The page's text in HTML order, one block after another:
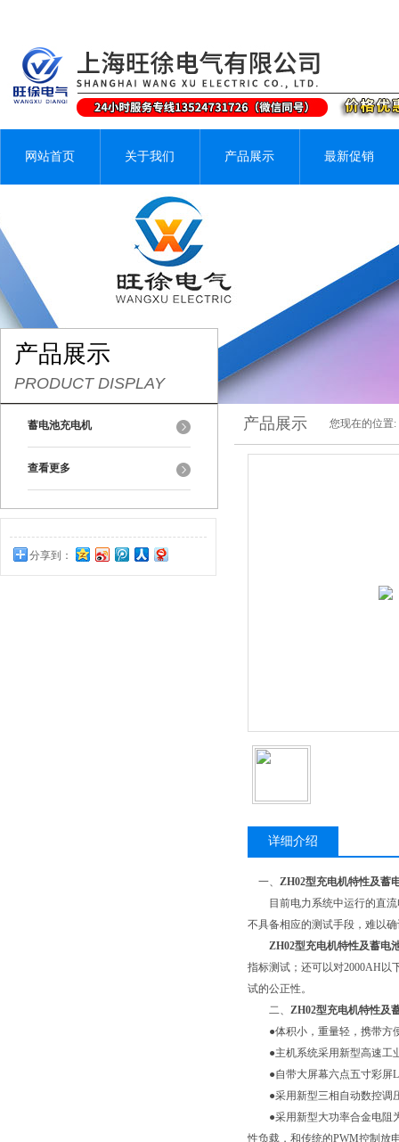
网站首页 关于我们 产品展示 最新促销
产品展示
PRODUCT DISPLAY
蓄电池充电机
查看更多
分享到：
产品展示 您现在的位置:
详细介绍
一、 ZH02型充电机特性及蓄
目前电力系统中运行的直流
不具备相应的测试手段，难以
ZH02型充电机特性及蓄电
指标测试；还可以对2000AH以
试的公正性。
二、 ZH02型充电机特性及
●体积小，重量轻，携带方
●主机系统采用新型高速工业
●自带大屏幕六点五寸彩屏
●采用新型三相自动数控调
●采用新型大功率合金电阻为
性负载，和传统的PWM控制放